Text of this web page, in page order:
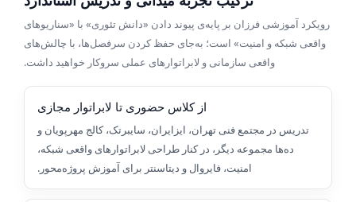
رویکرد آموزشی فرزان بر پایه‌ی پیوند دادن «دانش تئوری» با «سناریوهای
واقعی شبکه و امنیت» است؛ به‌جای حفظ کردن سرفصل‌ها، با چالش‌های
واقعی سازمانی و لابراتوارهای عملی سروکار خواهید داشت.
از کلاس حضوری تا لابراتوار مجازی
تدریس در مجتمع فنی تهران، ایزایران، سایبرتک، کالج مهرپویان و
ده‌ها مجموعه دیگر، در کنار طراحی لابراتوارهای واقعی شبکه،
امنیت، فایروال و دیتاسنتر برای آموزش پروژه‌محور.